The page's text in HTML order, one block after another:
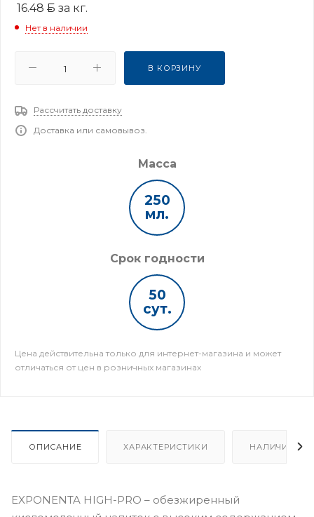
16.48 Б за кг.
Нет в наличии
В КОРЗИНУ
Рассчитать доставку
Доставка или самовывоз.
Масса
250
мл.
Срок годности
50
сут.
Цена действительна только для интернет-магазина и может
отличаться от цен в розничных магазинах
ОПИСАНИЕ ХАРАКТЕРИСТИКИ НАЛИЧИЕ
EXPONENTA HIGH-PRO – обезжиренный